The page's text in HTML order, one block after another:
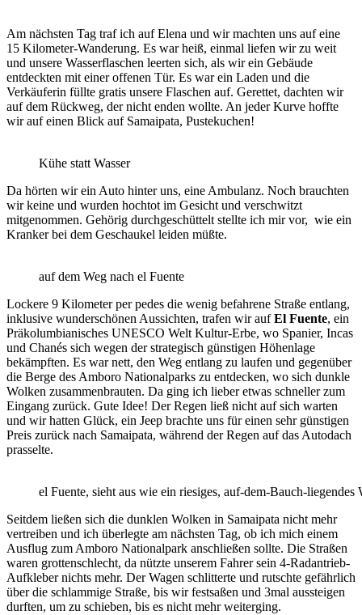
Am nächsten Tag traf ich auf Elena und wir machten uns auf eine
15 Kilometer-Wanderung. Es war heiß, einmal liefen wir zu weit
und unsere Wasserflaschen leerten sich, als wir ein Gebäude
entdeckten mit einer offenen Tür. Es war ein Laden und die
Verkäuferin füllte gratis unsere Flaschen auf. Gerettet, dachten wir
auf dem Rückweg, der nicht enden wollte. An jeder Kurve hoffte
wir auf einen Blick auf Samaipata, Pustekuchen!
Kühe statt Wasser
Da hörten wir ein Auto hinter uns, eine Ambulanz. Noch brauchten
wir keine und wurden hochtot im Gesicht und verschwitzt
mitgenommen. Gehörig durchgeschüttelt stellte ich mir vor, wie ein
Kranker bei dem Geschaukel leiden müßte.
auf dem Weg nach el Fuente
Lockere 9 Kilometer per pedes die wenig befahrene Straße entlang,
inklusive wunderschönen Aussichten, trafen wir aufEl Fuente, ein
Präkolumbianisches UNESCO Welt Kultur-Erbe, wo Spanier, Incas
und Chanés sich wegen der strategisch günstigen Höhenlage
bekämpften. Es war nett, den Weg entlang zu laufen und gegenüber
die Berge des Amboro Nationalparks zu entdecken, wo sich dunkle
Wolken zusammenbrauten. Da ging ich lieber etwas schneller zum
Eingang zurück. Gute Idee! Der Regen ließ nicht auf sich warten
und wir hatten Glück, ein Jeep brachte uns für einen sehr günstigen
Preis zurück nach Samaipata, während der Regen auf das Autodach
prasselte.
el Fuente, sieht aus wie ein riesiges, auf-dem-Bauch-liegendes
Seitdem ließen sich die dunklen Wolken in Samaipata nicht mehr
vertreiben und ich überlegte am nächsten Tag, ob ich mich einem
Ausflug zum Amboro Nationalpark anschließen sollte. Die Straßen
waren grottenschlecht, da nützte unserem Fahrer sein 4-Radantrieb-
Aufkleber nichts mehr. Der Wagen schlitterte und rutschte gefährlich
über die schlammige Straße, bis wir festsaßen und 3mal aussteigen
durften, um zu schieben, bis es nicht mehr weiterging.